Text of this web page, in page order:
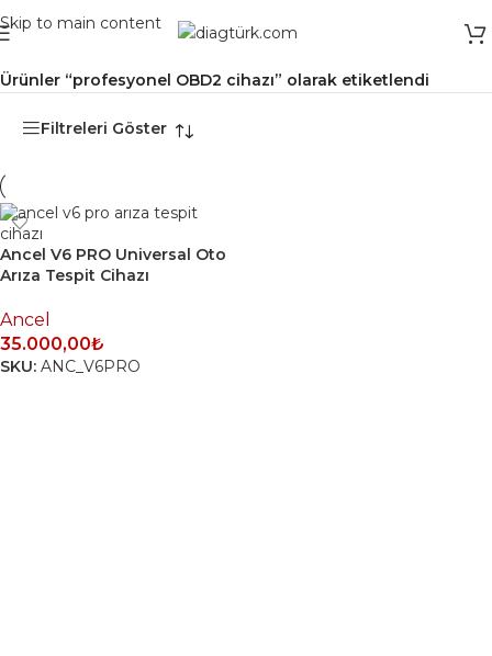
Skip to main content
Ürünler “profesyonel OBD2 cihazı” olarak etiketlendi
Filtreleri Göster
Ancel V6 PRO Universal Oto
Arıza Tespit Cihazı
Ancel
35.000,00₺
SKU: ANC_V6PRO